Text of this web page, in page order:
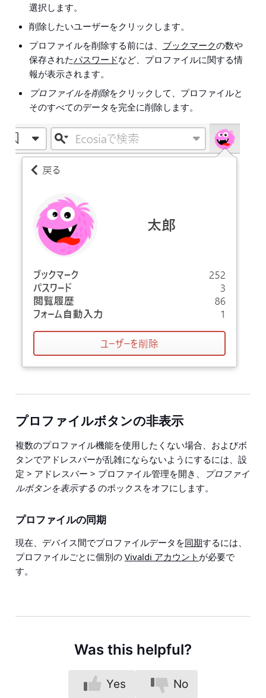
選択します。
削除したいユーザーをクリックします。
プロファイルを削除する前には、 ブックマークの数や
保存されたパスワードなど、プロファイルに関する情
報が表示されます。
プロファイルを削除をクリックして、プロファイルと
そのすべてのデータを完全に削除します。
プロファイルボタンの非表示
複数のプロファイル機能を使用したくない場合、およびボ
タンでアドレスバーが乱雑にならないようにするには、 設
定 > アドレスバー > プロファイル管理を開き、
プロファイ
ルボタンを表示する のボックスをオフにします。
プロファイルの同期
現在、デバイス間でプロファイルデータを同期するには、
プロファイルごとに個別の Vivaldi アカウント が必要で
す。
Was this helpful?
Yes No